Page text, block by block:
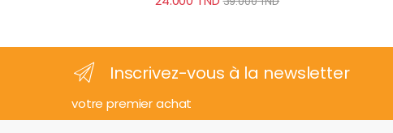
Inscrivez-vous à la newsletter
votre premier achat